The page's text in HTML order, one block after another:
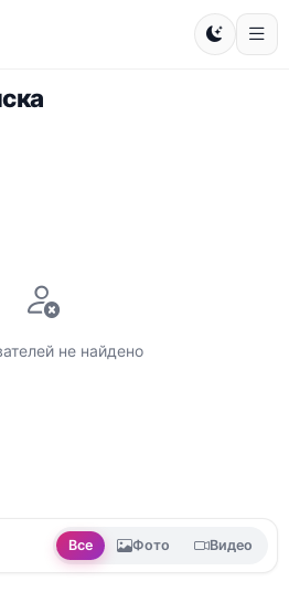
не найдено
Все Фото Видео